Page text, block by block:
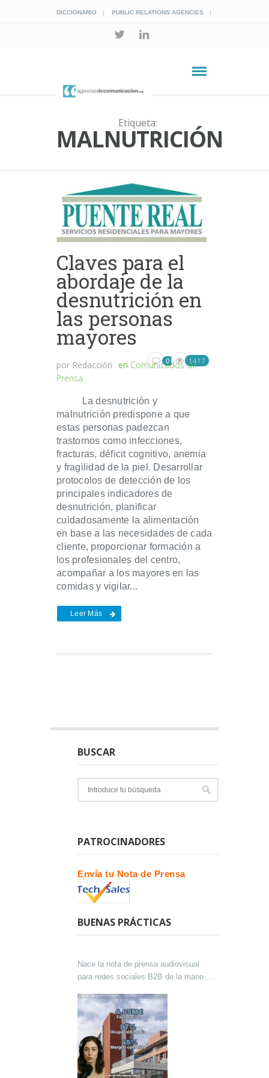
DICCIONARIO PUBLIC RELATIONS AGENCIES
Etiqueta:
MALNUTRICIÓN
Claves para el
abordaje de la
desnutrición en
las personas
mayores
por Redacción en Comunicados de
Prensa
0 1417
La desnutrición y
malnutrición predispone a que
estas personas padezcan
trastornos como infecciones,
fracturas, déficit cognitivo, anemia
y fragilidad de la piel. Desarrollar
protocolos de detección de los
principales indicadores de
desnutrición, planificar
cuidadosamente la alimentación
en base a las necesidades de cada
cliente, proporcionar formación a
los profesionales del centro,
acompañar a los mayores en las
comidas y vigilar...
Leer Más
BUSCAR
PATROCINADORES
Envía tu Nota de Prensa
BUENAS PRÁCTICAS
Nace la nota de prensa audiovisual
para redes sociales B2B de la mano de